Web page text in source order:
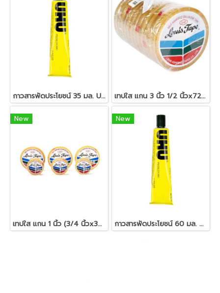
กาวสารพัดประโยชน์ 35 มล. UHU เทปใส แกน 3 นิ้ว 1/2 นิ้วx72 หลา หลุยส์
New
เทปใส แกน 1 นิ้ว (3/4 นิ้วx36 หลา) หลุยส์
New
กาวสารพัดประโยชน์ 60 มล. UHU